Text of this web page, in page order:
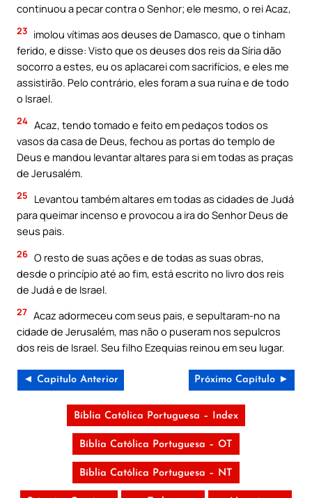
continuou a pecar contra o Senhor; ele mesmo, o rei Acaz,
23 imolou vítimas aos deuses de Damasco, que o tinham
ferido, e disse: Visto que os deuses dos reis da Síria dão
socorro a estes, eu os aplacarei com sacrifícios, e eles me
assistirão. Pelo contrário, eles foram a sua ruína e de todo
o Israel.
24 Acaz, tendo tomado e feito em pedaços todos os
vasos da casa de Deus, fechou as portas do templo de
Deus e mandou levantar altares para si em todas as praças
de Jerusalém.
25
Levantou também altares em todas as cidades de Judá
para queimar incenso e provocou a ira do Senhor Deus de
seus pais.
26 O resto de suas ações e de todas as suas obras,
desde o princípio até ao fim, está escrito no livro dos reis
de Judá e de Israel.
27 Acaz adormeceu com seus pais, e sepultaram-no na
cidade de Jerusalém, mas não o puseram nos sepulcros
dos reis de Israel. Seu filho Ezequias reinou em seu lugar.
◄ Capítulo Anterior Próximo Capítulo ►
Bíblia Católica Portuguesa – Index
Bíblia Católica Portuguesa – OT
Bíblia Católica Portuguesa – NT